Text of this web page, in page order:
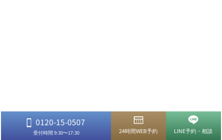
0120-15-0507
受付時間 9:30〜17:30 24時間WEB予約 LINE予約・相談